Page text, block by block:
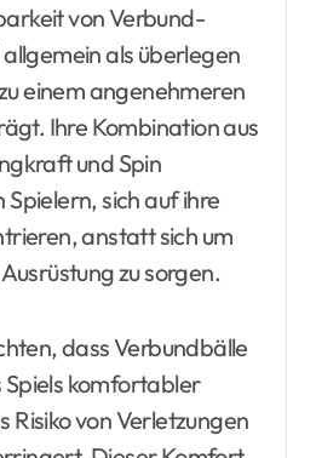
von Verbund-
als überlegen
einem angenehmeren
Ihre Kombination aus
und Spin
sich auf ihre
anstatt sich um
zu sorgen.
dass Verbundbälle
komfortabler
Risiko von Verletzungen